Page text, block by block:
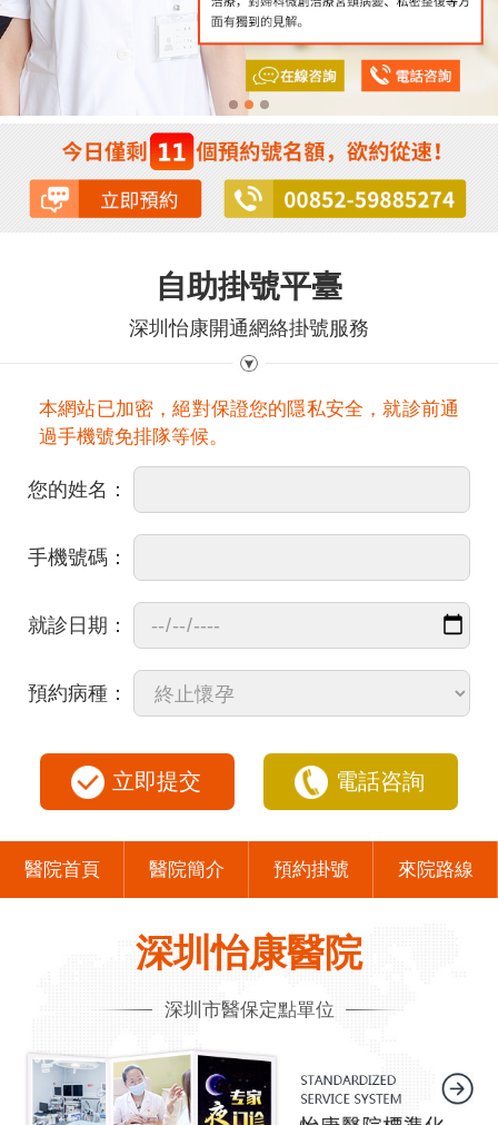
自助掛號平臺
深圳怡康開通網絡掛號服務
本網站已加密，絕對保證您的隱私安全，就診前通
過手機號免排隊等候。
您的姓名：
手機號碼：
就診日期：
預約病種：
立即提交 電話咨詢
醫院首頁 醫院簡介 預約掛號 來院路線
深圳怡康醫院
深圳市醫保定點單位